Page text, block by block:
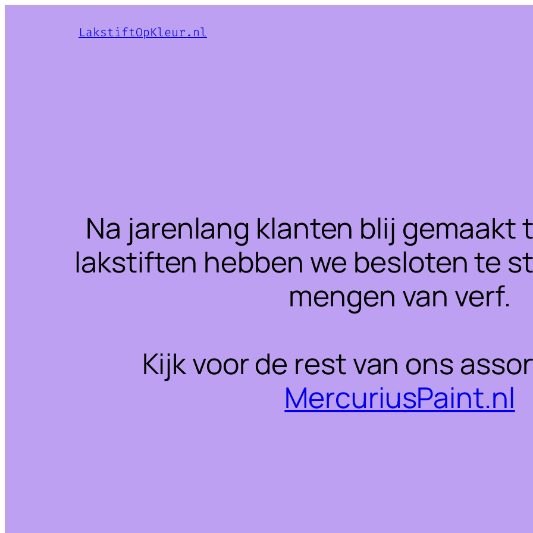
LakstiftOpKleur.nl
Na jarenlang klanten blij gemaakt
lakstiften hebben we besloten te
mengen van verf.
Kijk voor de rest van ons
MercuriusPaint.nl